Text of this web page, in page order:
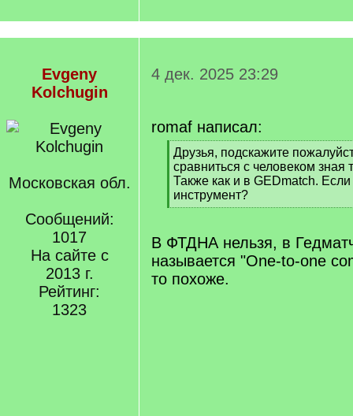
Evgeny
Kolchugin
Московская обл.
Сообщений:
1017
На сайте с
2013 г.
Рейтинг:
1323
4 дек. 2025 23:29
romaf написал:
[
q
]
Друзья, подскажите
сравниться с человеком зная
Также как и в GEDmatch. Если
инструмент?
[
q
В ФТДНА нельзя, в
называется "One-to-one
то похоже.